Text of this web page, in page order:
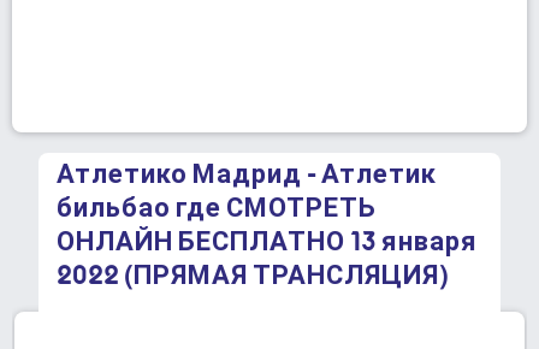
Атлетико Мадрид - Атлетик
бильбао где СМОТРЕТЬ
ОНЛАЙН БЕСПЛАТНО 13 января
2022 (ПРЯМАЯ ТРАНСЛЯЦИЯ)